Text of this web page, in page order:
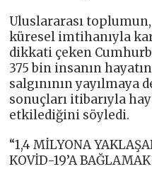
Uluslararası toplumun,
küresel imtihanıyla
dikkati çeken
375 bin insanın
salgınının yayılmaya
sonuçları itibarıyla
etkilediğini söyledi.
“1,4 MİLYONA
KOVİD-19’A